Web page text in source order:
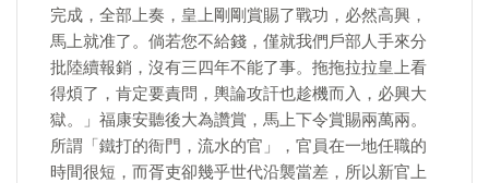
完成，全部上奏，皇上剛剛賞賜了戰功，必然高興，
馬上就准了。倘若您不給錢，僅就我們戶部人手來分
批陸續報銷，沒有三四年不能了事。拖拖拉拉皇上看
得煩了，肯定要責問，輿論攻訐也趁機而入，必興大
獄。」福康安聽後大為讚賞，馬上下令賞賜兩萬兩。
所謂「鐵打的衙門，流水的官」，官員在一地任職的
時間很短，而胥吏卻幾乎世代沿襲當差，所以新官上